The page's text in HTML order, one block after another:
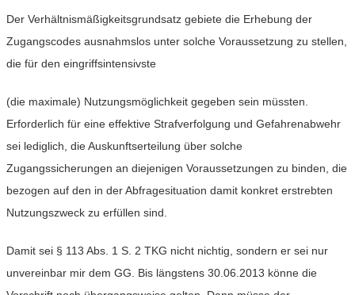
Der Verhältnismäßigkeitsgrundsatz gebiete die Erhebung der
Zugangscodes ausnahmslos unter solche Voraussetzung zu stellen,
die für den eingriffsintensivste
(die maximale) Nutzungsmöglichkeit gegeben sein müssten.
Erforderlich für eine effektive Strafverfolgung und Gefahrenabwehr
sei lediglich, die Auskunftserteilung über solche
Zugangssicherungen an diejenigen Voraussetzungen zu binden, die
bezogen auf den in der Abfragesituation damit konkret erstrebten
Nutzungszweck zu erfüllen sind.
Damit sei § 113 Abs. 1 S. 2 TKG nicht nichtig, sondern er sei nur
unvereinbar mir dem GG. Bis längstens 30.06.2013 könne die